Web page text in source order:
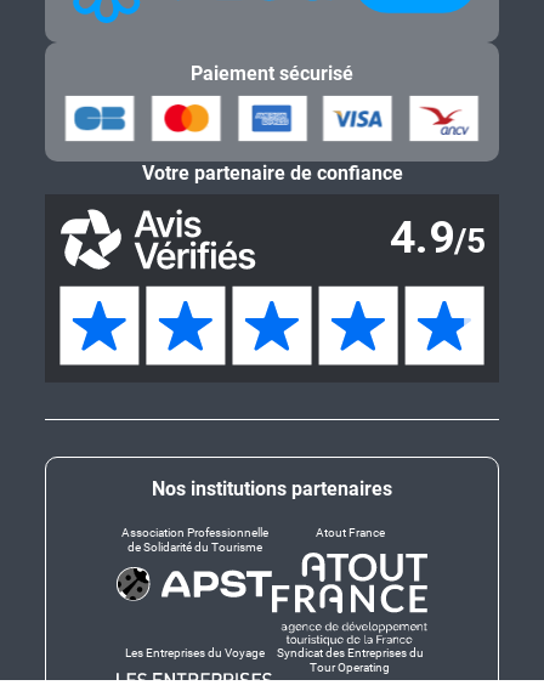
Nos institutions partenaires
Association Professionnelle
de Solidarité du Tourisme
Atout France
Les Entreprises du Voyage
Syndicat des Entreprises du
Tour Operating
Paiement sécurisé
Votre partenaire de confiance